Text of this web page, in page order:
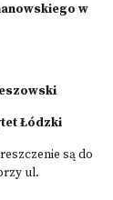
w
Łódzki
są do
ul.